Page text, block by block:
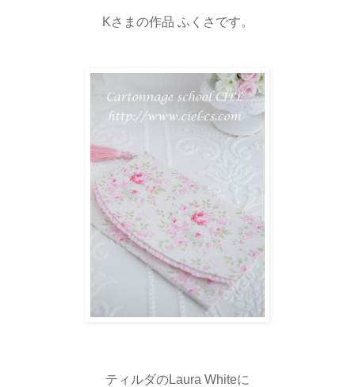
Kさまの作品 ふくさです。
ティルダのLaura Whiteに